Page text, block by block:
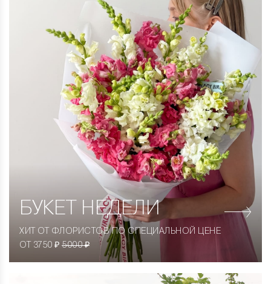
БУКЕТ НЕДЕЛИ
ХИТ ОТ ФЛОРИСТОВ ПО СПЕЦИАЛЬНОЙ ЦЕНЕ
ОТ 3750 ₽ 5000 ₽